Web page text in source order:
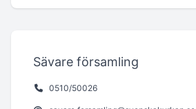
Sävare församling
0510/50026